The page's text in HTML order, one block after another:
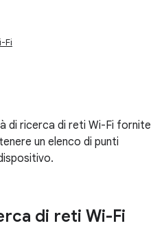
Fi
di ricerca di reti Wi-Fi fornite
un elenco di punti
di reti Wi-Fi